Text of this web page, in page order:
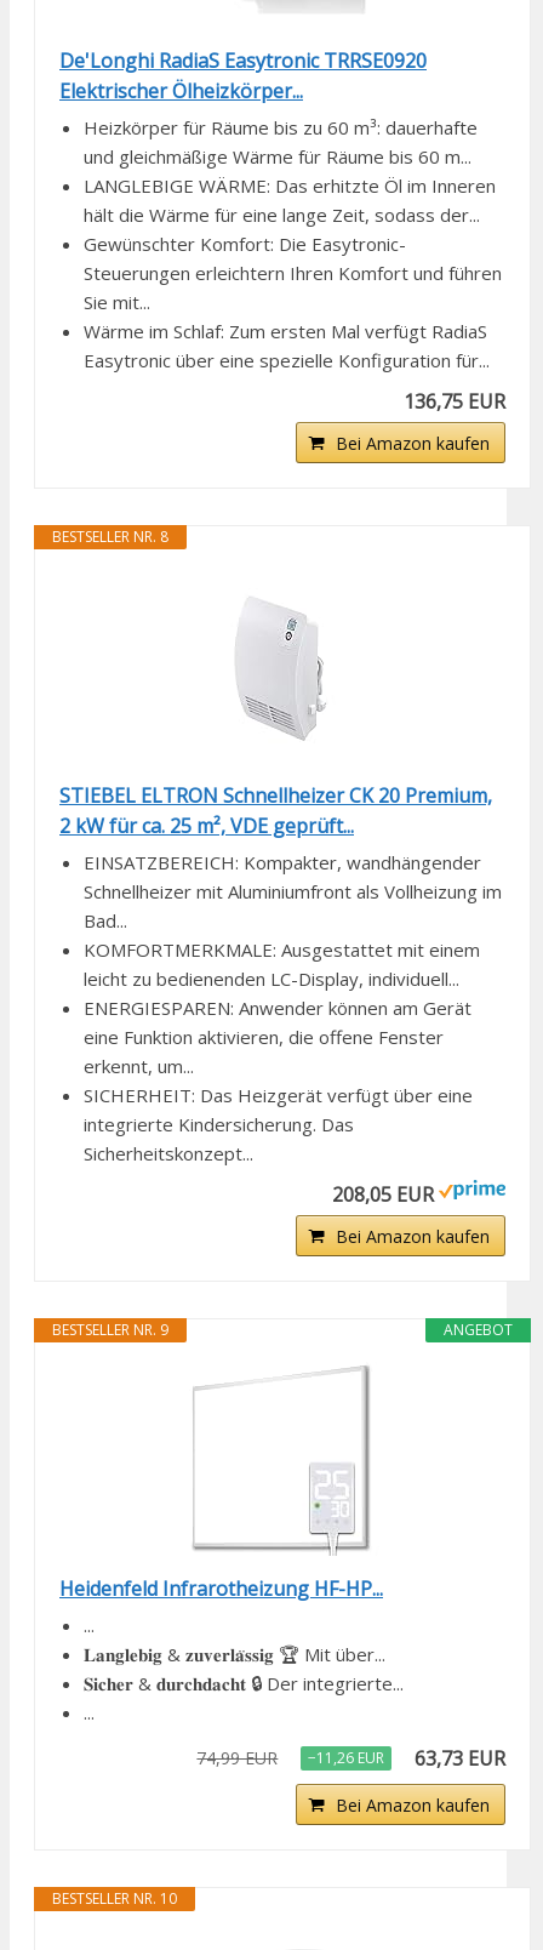
De'Longhi RadiaS Easytronic TRRSE0920
Elektrischer Ölheizkörper...
Heizkörper für Räume bis zu 60 m³: dauerhafte
und gleichmäßige Wärme für Räume bis 60 m...
LANGLEBIGE WÄRME: Das erhitzte Öl im Inneren
hält die Wärme für eine lange Zeit, sodass der...
Gewünschter Komfort: Die Easytronic-
Steuerungen erleichtern Ihren Komfort und führen
Sie mit...
Wärme im Schlaf: Zum ersten Mal verfügt RadiaS
Easytronic über eine spezielle Konfiguration für...
136,75 EUR
Bei Amazon kaufen
BESTSELLER NR. 8
STIEBEL ELTRON Schnellheizer CK 20 Premium,
2 kW für ca. 25 m², VDE geprüft...
EINSATZBEREICH: Kompakter, wandhängender
Schnellheizer mit Aluminiumfront als Vollheizung im
Bad...
KOMFORTMERKMALE: Ausgestattet mit einem
leicht zu bedienenden LC-Display, individuell...
ENERGIESPAREN: Anwender können am Gerät
eine Funktion aktivieren, die offene Fenster
erkennt, um...
SICHERHEIT: Das Heizgerät verfügt über eine
integrierte Kindersicherung. Das
Sicherheitskonzept...
208,05 EUR
Bei Amazon kaufen
ANGEBOT
BESTSELLER NR. 9
Heidenfeld Infrarotheizung HF-HP...
...
𝐋𝐚𝐧𝐠𝐥𝐞𝐛𝐢𝐠 & 𝐳𝐮𝐯𝐞𝐫𝐥𝐚̈𝐬𝐬𝐢𝐠 🏆 Mit über...
𝐒𝐢𝐜𝐡𝐞𝐫 & 𝐝𝐮𝐫𝐜𝐡𝐝𝐚𝐜𝐡𝐭 🔒 Der integrierte...
...
74,99 EUR −11,26 EUR 63,73 EUR
Bei Amazon kaufen
BESTSELLER NR. 10